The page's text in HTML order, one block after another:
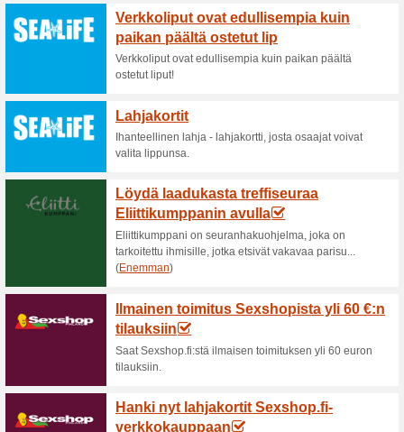
Ajankohtaiset
Turvallista deittailua
48% on toiminut Tarjoukset
Match.com on erinomainen
Match.com:ista tuhansia
He kaikki haluavat löytää
sillä viestittelet vain